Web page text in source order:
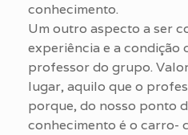
conhecimento.
Um outro aspecto a ser
experiência e a condição
professor do grupo.
lugar, aquilo que o
porque, do nosso ponto
conhecimento é o carro-